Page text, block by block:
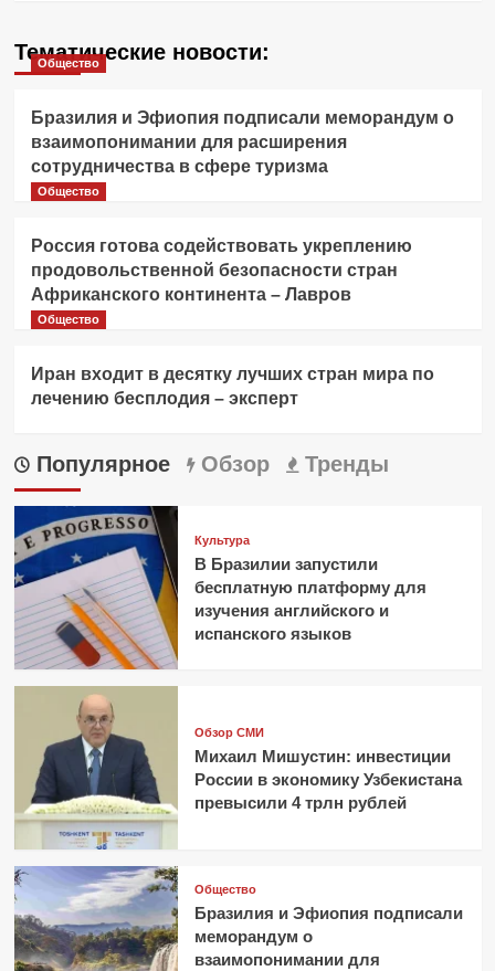
Тематические новости:
Общество
Бразилия и Эфиопия подписали меморандум о
взаимопонимании для расширения
сотрудничества в сфере туризма
Общество
Россия готова содействовать укреплению
продовольственной безопасности стран
Африканского континента – Лавров
Общество
Иран входит в десятку лучших стран мира по
лечению бесплодия – эксперт
Популярное Обзор Тренды
Культура
В Бразилии запустили
бесплатную платформу для
изучения английского и
испанского языков
Обзор СМИ
Михаил Мишустин: инвестиции
России в экономику Узбекистана
превысили 4 трлн рублей
Общество
Бразилия и Эфиопия подписали
меморандум о
взаимопонимании для